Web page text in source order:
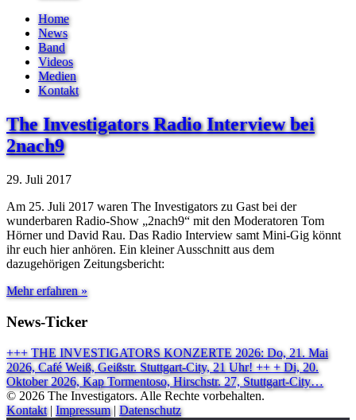
Home
News
Band
Videos
Medien
Kontakt
The Investigators Radio Interview bei
2nach9
29. Juli 2017
Am 25. Juli 2017 waren The Investigators zu Gast bei der
wunderbaren Radio-Show „2nach9“ mit den Moderatoren Tom
Hörner und David Rau. Das Radio Interview samt Mini-Gig könnt
ihr euch hier anhören. Ein kleiner Ausschnitt aus dem
dazugehörigen Zeitungsbericht:
Mehr erfahren »
News-Ticker
+++ THE INVESTIGATORS KONZERTE 2026: Do, 21. Mai
2026, Café Weiß, Geißstr. Stuttgart-City, 21 Uhr! ++ + Di, 20.
Oktober 2026, Kap Tormentoso, Hirschstr. 27, Stuttgart-City…
© 2026 The Investigators. Alle Rechte vorbehalten.
Kontakt| Impressum| Datenschutz